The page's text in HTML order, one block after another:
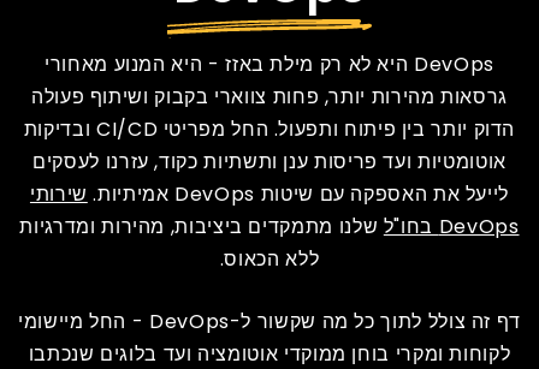
DevOps היא לא רק מילת באזז - היא המנוע מאחורי
גרסאות מהירות יותר, פחות צווארי בקבוק ושיתוף פעולה
הדוק יותר בין פיתוח ותפעול. החל מפריטי CI/CD ובדיקות
אוטומטיות ועד פריסות ענן ותשתיות כקוד, עזרנו לעסקים
לייעל את האספקה ​​עם שיטות DevOps אמיתיות.
שירותי
DevOps בחו"ל
שלנו מתמקדים ביציבות, מהירות ומדרגיות
ללא הכאוס.
דף זה צולל לתוך כל מה שקשור ל-DevOps - החל מיישומי
לקוחות ומקרי בוחן ממוקדי אוטומציה ועד בלוגים שנכתבו